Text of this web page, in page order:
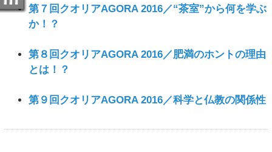
第７回クオリアAGORA 2016／“茶室”から何を学ぶ
か！？
第８回クオリアAGORA 2016／肥満のホントの理由
とは！？
第９回クオリアAGORA 2016／科学と仏教の関係性